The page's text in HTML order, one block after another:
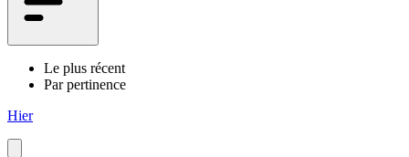
Le plus récent
Par pertinence
Hier